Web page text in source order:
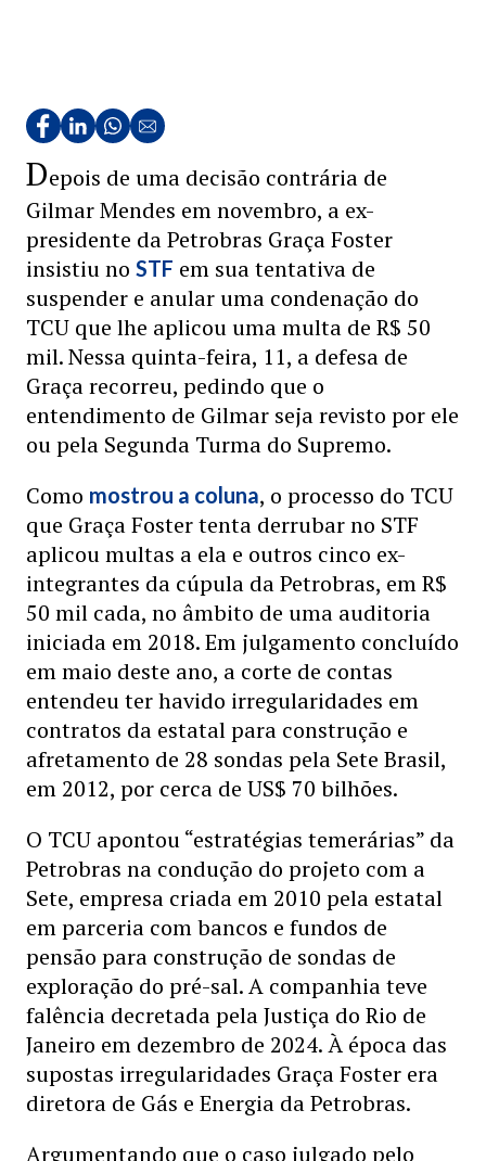
Depois de uma decisão contrária de
Gilmar Mendes em novembro, a ex-
presidente da Petrobras Graça Foster
insistiu no STF em sua tentativa de
suspender e anular uma condenação do
TCU que lhe aplicou uma multa de R$ 50
mil. Nessa quinta-feira, 11, a defesa de
Graça recorreu, pedindo que o
entendimento de Gilmar seja revisto por ele
ou pela Segunda Turma do Supremo.
Como mostrou a coluna, o processo do TCU
que Graça Foster tenta derrubar no STF
aplicou multas a ela e outros cinco ex-
integrantes da cúpula da Petrobras, em R$
50 mil cada, no âmbito de uma auditoria
iniciada em 2018. Em julgamento concluído
em maio deste ano, a corte de contas
entendeu ter havido irregularidades em
contratos da estatal para construção e
afretamento de 28 sondas pela Sete Brasil,
em 2012, por cerca de US$ 70 bilhões.
O TCU apontou “estratégias temerárias” da
Petrobras na condução do projeto com a
Sete, empresa criada em 2010 pela estatal
em parceria com bancos e fundos de
pensão para construção de sondas de
exploração do pré-sal. A companhia teve
falência decretada pela Justiça do Rio de
Janeiro em dezembro de 2024. À época das
supostas irregularidades Graça Foster era
diretora de Gás e Energia da Petrobras.
Argumentando que o caso julgado pelo